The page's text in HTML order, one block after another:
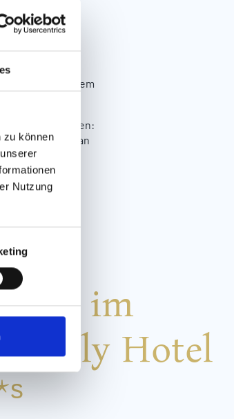
zu können
Nutzung
in hochwertigem
in den Bergen:
direkt an
im
Hotel